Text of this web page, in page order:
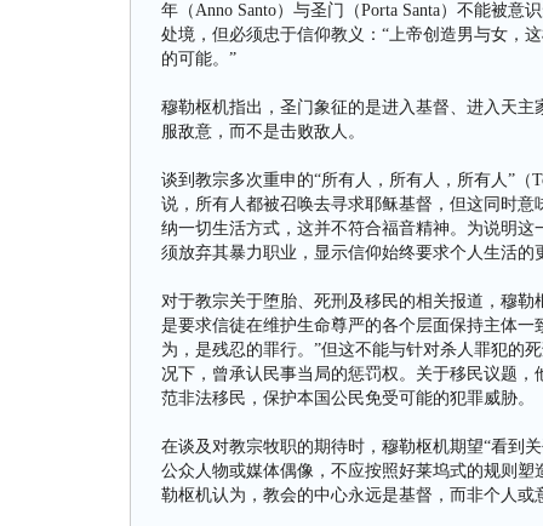
年（Anno Santo）与圣门（Porta Santa）不能被
处境，但必须忠于信仰教义：“上帝创造男与女，
的可能。”
穆勒枢机指出，圣门象征的是进入基督、进入天
服敌意，而不是击败敌人。
谈到教宗多次重申的“所有人，所有人，所有人”（
说，所有人都被召唤去寻求耶稣基督，但这同时
纳一切生活方式，这并不符合福音精神。为说明
须放弃其暴力职业，显示信仰始终要求个人生活的
对于教宗关于堕胎、死刑及移民的相关报道，穆
是要求信徒在维护生命尊严的各个层面保持主体一
为，是残忍的罪行。”但这不能与针对杀人罪犯的
况下，曾承认民事当局的惩罚权。关于移民议题
范非法移民，保护本国公民免受可能的犯罪威胁。
在谈及对教宗牧职的期待时，穆勒枢机期望“看到
公众人物或媒体偶像，不应按照好莱坞式的规则
勒枢机认为，教会的中心永远是基督，而非个人或